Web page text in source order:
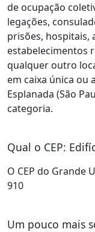
de ocupação
legações,
prisões, hospitais,
estabelecimentos
qualquer outro
em caixa única ou
Esplanada (São
categoria.
Qual o CEP:
O CEP do Grande
910
Um pouco mais